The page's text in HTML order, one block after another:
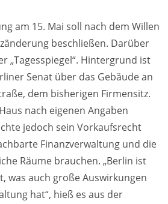
am 15. Mai soll nach dem Willen
beschließen. Darüber
„Tagesspiegel“. Hintergrund ist
Senat über das Gebäude an
dem bisherigen Firmensitz.
nach eigenen Angaben
jedoch sein Vorkaufsrecht
Finanzverwaltung und die
Räume brauchen. „Berlin ist
was auch große Auswirkungen
hat“, hieß es aus der